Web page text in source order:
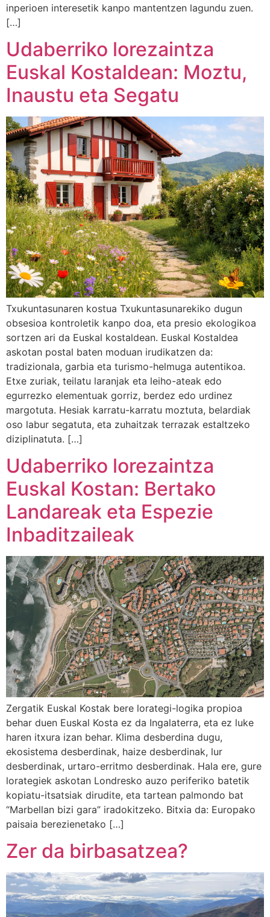
inperioen interesetik kanpo mantentzen lagundu zuen.
[…]
Udaberriko lorezaintza
Euskal Kostaldean: Moztu,
Inaustu eta Segatu
Txukuntasunaren kostua Txukuntasunarekiko dugun
obsesioa kontroletik kanpo doa, eta presio ekologikoa
sortzen ari da Euskal kostaldean. Euskal Kostaldea
askotan postal baten moduan irudikatzen da:
tradizionala, garbia eta turismo-helmuga autentikoa.
Etxe zuriak, teilatu laranjak eta leiho-ateak edo
egurrezko elementuak gorriz, berdez edo urdinez
margotuta. Hesiak karratu-karratu moztuta, belardiak
oso labur segatuta, eta zuhaitzak terrazak estaltzeko
diziplinatuta. […]
Udaberriko lorezaintza
Euskal Kostan: Bertako
Landareak eta Espezie
Inbaditzaileak
Zergatik Euskal Kostak bere lorategi-logika propioa
behar duen Euskal Kosta ez da Ingalaterra, eta ez luke
haren itxura izan behar. Klima desberdina dugu,
ekosistema desberdinak, haize desberdinak, lur
desberdinak, urtaro-erritmo desberdinak. Hala ere, gure
lorategiek askotan Londresko auzo periferiko batetik
kopiatu-itsatsiak dirudite, eta tartean palmondo bat
“Marbellan bizi gara” iradokitzeko. Bitxia da: Europako
paisaia berezienetako […]
Zer da birbasatzea?